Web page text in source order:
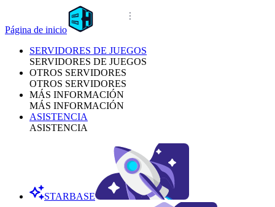
Página de inicio
SERVIDORES DE JUEGOS
SERVIDORES DE JUEGOS
OTROS SERVIDORES
OTROS SERVIDORES
MÁS INFORMACIÓN
MÁS INFORMACIÓN
ASISTENCIA
ASISTENCIA
STARBASE